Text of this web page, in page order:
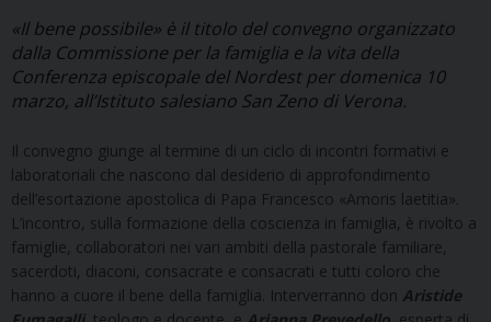
«Il bene possibile» è il titolo del convegno organizzato
dalla Commissione per la famiglia e la vita della
Conferenza episcopale del Nordest per domenica 10
marzo, all’Istituto salesiano San Zeno di Verona.
Il convegno giunge al termine di un ciclo di incontri formativi e
laboratoriali che nascono dal desiderio di approfondimento
dell’esortazione apostolica di Papa Francesco «Amoris laetitia».
L’incontro, sulla formazione della coscienza in famiglia, è rivolto a
famiglie, collaboratori nei vari ambiti della pastorale familiare,
sacerdoti, diaconi, consacrate e consacrati e tutti coloro che
hanno a cuore il bene della famiglia. Interverranno don Aristide